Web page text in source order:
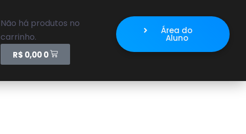
Não há produtos no
carrinho.
R$ 0,000
Área do
Aluno